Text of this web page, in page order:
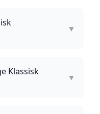
▼
Klassisk
▼